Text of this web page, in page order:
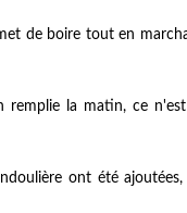
de boire tout en
la matin, ce
ont été